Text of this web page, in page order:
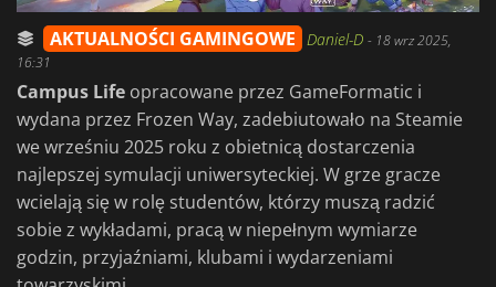
AKTUALNOŚCI GAMINGOWE Daniel-D - 18 wrz 2025,
16:31
Campus Life opracowane przez GameFormatic i
wydana przez Frozen Way, zadebiutowało na Steamie
we wrześniu 2025 roku z obietnicą dostarczenia
najlepszej symulacji uniwersyteckiej. W grze gracze
wcielają się w rolę studentów, którzy muszą radzić
sobie z wykładami, pracą w niepełnym wymiarze
godzin, przyjaźniami, klubami i wydarzeniami